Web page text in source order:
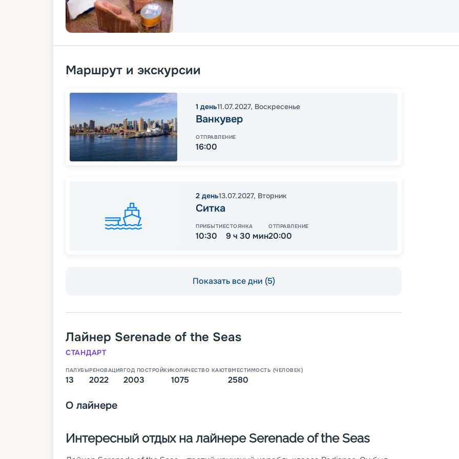
Маршрут и экскурсии
1 день11.07.2027, Воскресенье
Ванкувер
ОТПРАВЛЕНИЕ
16:00
2 день13.07.2027, Вторник
Ситка
ПРИБЫТИЕ
10:30
СТОЯНКА
9 ч 30 мин
ОТПРАВЛЕНИЕ
20:00
Показать все дни (5)
Лайнер Serenade of the Seas
СТАНДАРТ
ПАЛУБЫ
13
РЕНОВАЦИЯ
2022
ГОД ПОСТРОЙКИ
2003
КОЛИЧЕСТВО КАЮТ
1075
ВМЕСТИМОСТЬ (ЧЕЛОВЕК)
2580
О лайнере
Интересный отдых на лайнере Serenade of the Seas